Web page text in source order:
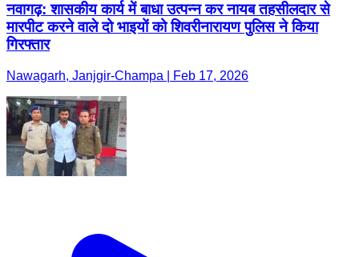
नवागढ़: शासकीय कार्य में बाधा उत्पन्न कर नायब तहसीलदार से
मारपीट करने वाले दो भाइयों को शिवरीनारायण पुलिस ने किया
गिरफ्तार
Nawagarh, Janjgir-Champa | Feb 17, 2026